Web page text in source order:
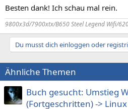
:
Besten dank! Ich schau mal rein.
9800x3d/7900xtx/B650 Steel Legend Wifi/
Du musst dich einloggen oder
Ähnliche Themen
Buch gesucht: Umstieg
(Fortgeschritten) ->